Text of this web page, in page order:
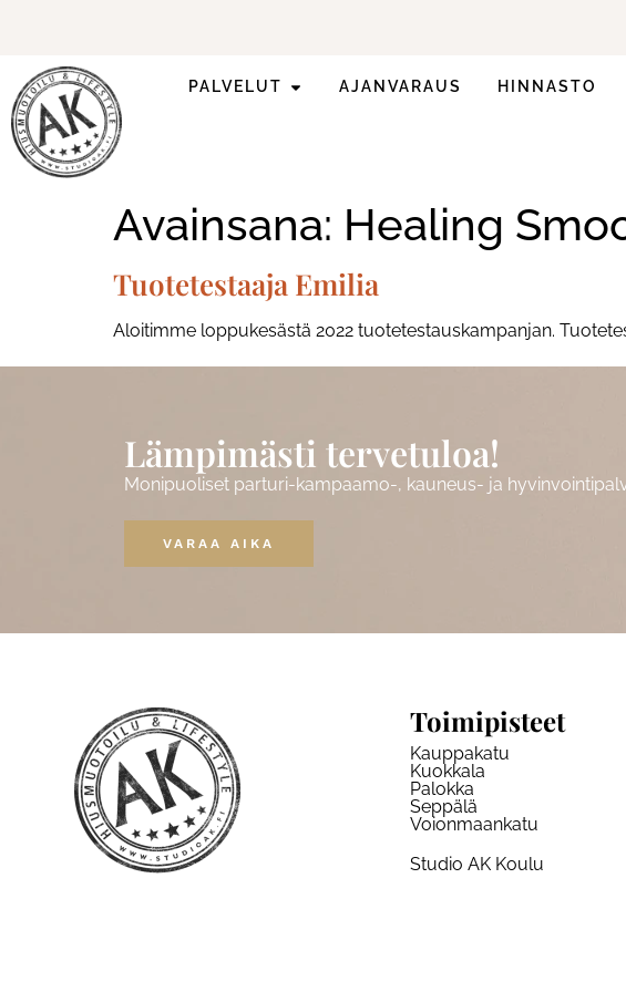
Kesän trendivinkit!
PALVELUT AJANVARAUS HINNASTO
Avainsana: Healing
Tuotetestaaja Emilia
Aloitimme loppukesästä 2022 tuotetestauskampanjan.
Lämpimästi tervetuloa!
Monipuoliset parturi-kampaamo-, kauneus- ja
VARAA AIKA
Toimipisteet
Kauppakatu
Kuokkala
Palokka
Seppälä
Voionmaankatu
Studio AK Koulu